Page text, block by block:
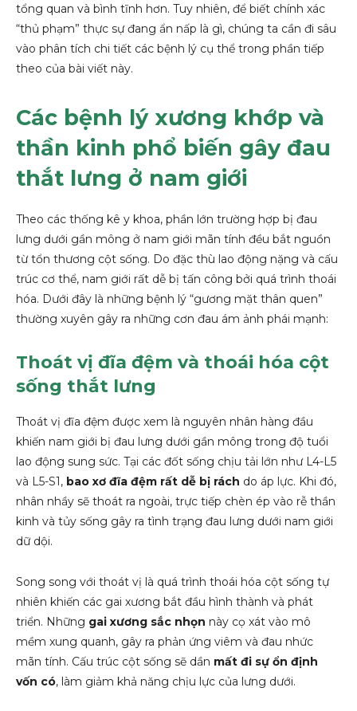
tổng quan và bình tĩnh hơn. Tuy nhiên, để biết chính xác
“thủ phạm” thực sự đang ẩn nấp là gì, chúng ta cần đi sâu
vào phân tích chi tiết các bệnh lý cụ thể trong phần tiếp
theo của bài viết này.
Các bệnh lý xương khớp và
thần kinh phổ biến gây đau
thắt lưng ở nam giới
Theo các thống kê y khoa, phần lớn trường hợp bị đau
lưng dưới gần mông ở nam giới mãn tính đều bắt nguồn
từ tổn thương cột sống. Do đặc thù lao động nặng và cấu
trúc cơ thể, nam giới rất dễ bị tấn công bởi quá trình thoái
hóa. Dưới đây là những bệnh lý “gương mặt thân quen”
thường xuyên gây ra những cơn đau ám ảnh phái mạnh:
Thoát vị đĩa đệm và thoái hóa cột
sống thắt lưng
Thoát vị đĩa đệm được xem là nguyên nhân hàng đầu
khiến nam giới bị đau lưng dưới gần mông trong độ tuổi
lao động sung sức. Tại các đốt sống chịu tải lớn như L4-L5
và L5-S1, bao xơ đĩa đệm rất dễ bị rách do áp lực. Khi đó,
nhân nhầy sẽ thoát ra ngoài, trực tiếp chèn ép vào rễ thần
kinh và tủy sống gây ra tình trạng đau lưng dưới nam giới
dữ dội.
Song song với thoát vị là quá trình thoái hóa cột sống tự
nhiên khiến các gai xương bắt đầu hình thành và phát
triển. Những gai xương sắc nhọn này cọ xát vào mô
mềm xung quanh, gây ra phản ứng viêm và đau nhức
mãn tính. Cấu trúc cột sống sẽ dần mất đi sự ổn định
vốn có, làm giảm khả năng chịu lực của lưng dưới.